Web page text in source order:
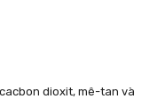
dioxit, mê-tan và